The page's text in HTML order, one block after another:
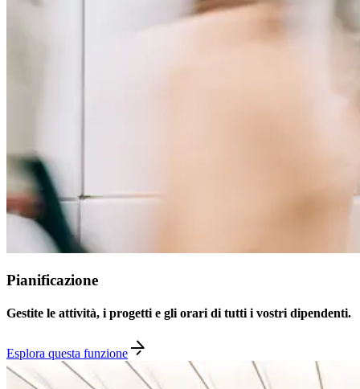
Pianificazione
Gestite le attività, i progetti e gli orari di tutti i vostri dipendenti.
Esplora questa funzione